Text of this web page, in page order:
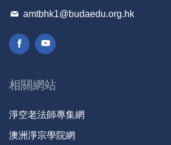
39
發揚宗教教育 促進安定和平-全1集
41
43
44
談因果-全1集
amtbhk1@budaedu.org.hk
相關網站
淨空老法師專集網
澳洲淨宗學院網